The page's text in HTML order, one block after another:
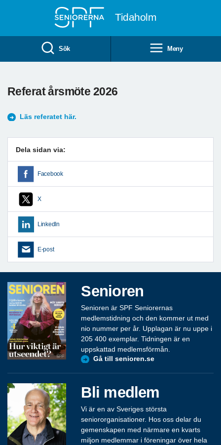
Tidaholm
Sök Meny
Referat årsmöte 2026
Läs referatet här.
Dela sidan via:
Facebook
X
LinkedIn
E-post
Senioren
Senioren är SPF Seniorernas
medlemstidning och den kommer ut med
nio nummer per år. Upplagan är nu uppe i
205 400 exemplar. Tidningen är en
uppskattad medlemsförmån.
Gå till senioren.se
Bli medlem
Vi är en av Sveriges största
seniororganisationer. Hos oss delar du
gemenskapen med närmare en kvarts
miljon medlemmar i föreningar över hela